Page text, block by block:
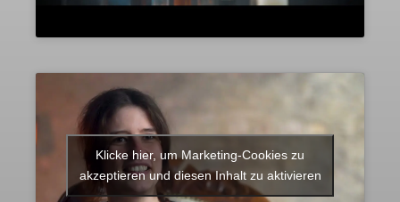
Klicke hier, um Marketing-Cookies zu
akzeptieren und diesen Inhalt zu aktivieren